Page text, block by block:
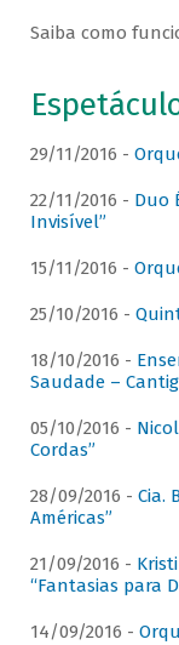
Saiba como
29/11/2016 -
22/11/2016 - Duo
Invisível”
15/11/2016 -
25/10/2016 -
18/10/2016 -
Saudade –
05/10/2016 -
Cordas”
28/09/2016 - Cia.
Américas”
21/09/2016 -
“Fantasias para
14/09/2016 -